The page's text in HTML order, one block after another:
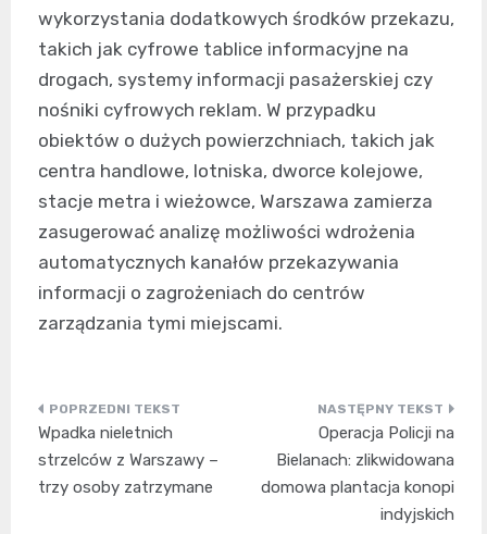
wykorzystania dodatkowych środków przekazu,
takich jak cyfrowe tablice informacyjne na
drogach, systemy informacji pasażerskiej czy
nośniki cyfrowych reklam. W przypadku
obiektów o dużych powierzchniach, takich jak
centra handlowe, lotniska, dworce kolejowe,
stacje metra i wieżowce, Warszawa zamierza
zasugerować analizę możliwości wdrożenia
automatycznych kanałów przekazywania
informacji o zagrożeniach do centrów
zarządzania tymi miejscami.
Nawigacja
wpisu
Wpadka nieletnich
strzelców z Warszawy –
trzy osoby zatrzymane
Operacja Policji na
Bielanach: zlikwidowana
domowa plantacja konopi
indyjskich